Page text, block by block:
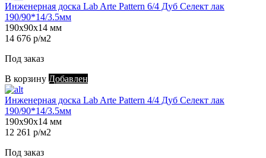
Инженерная доска Lab Arte Pattern 6/4 Дуб Селект лак
190/90*14/3.5мм
190х90х14 мм
14 676 р/м2
Под заказ
В корзину Добавлен
Инженерная доска Lab Arte Pattern 4/4 Дуб Селект лак
190/90*14/3.5мм
190х90х14 мм
12 261 р/м2
Под заказ